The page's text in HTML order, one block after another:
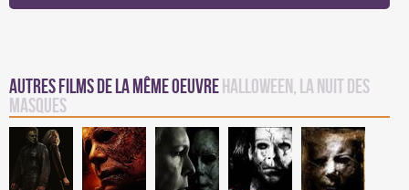
Autres films de la même oeuvre Halloween, la nuit des
masques